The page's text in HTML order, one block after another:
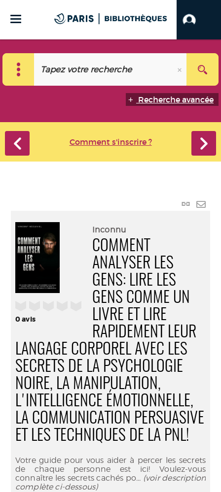
Recherche avancée
Comment s'inscrire ?
Lien
0avis
Inconnu
COMMENT
ANALYSER LES
GENS: LIRE LES
GENS COMME UN
LIVRE ET LIRE
RAPIDEMENT LEUR
LANGAGE CORPOREL AVEC LES
SECRETS DE LA PSYCHOLOGIE
NOIRE, LA MANIPULATION,
L'INTELLIGENCE ÉMOTIONNELLE,
LA COMMUNICATION PERSUASIVE
ET LES TECHNIQUES DE LA PNL!
Votre guide pour vous aider à percer les secrets
de chaque personne est ici! Voulez-vous
connaître les secrets cachés po... (voir description
complète ci-dessous)